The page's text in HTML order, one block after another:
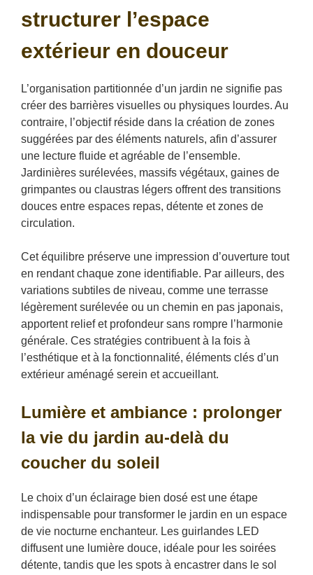
structurer l’espace
extérieur en douceur
L’organisation partitionnée d’un jardin ne signifie pas
créer des barrières visuelles ou physiques lourdes. Au
contraire, l’objectif réside dans la création de zones
suggérées par des éléments naturels, afin d’assurer
une lecture fluide et agréable de l’ensemble.
Jardinières surélevées, massifs végétaux, gaines de
grimpantes ou claustras légers offrent des transitions
douces entre espaces repas, détente et zones de
circulation.
Cet équilibre préserve une impression d’ouverture tout
en rendant chaque zone identifiable. Par ailleurs, des
variations subtiles de niveau, comme une terrasse
légèrement surélevée ou un chemin en pas japonais,
apportent relief et profondeur sans rompre l’harmonie
générale. Ces stratégies contribuent à la fois à
l’esthétique et à la fonctionnalité, éléments clés d’un
extérieur aménagé serein et accueillant.
Lumière et ambiance : prolonger
la vie du jardin au-delà du
coucher du soleil
Le choix d’un éclairage bien dosé est une étape
indispensable pour transformer le jardin en un espace
de vie nocturne enchanteur. Les guirlandes LED
diffusent une lumière douce, idéale pour les soirées
détente, tandis que les spots à encastrer dans le sol